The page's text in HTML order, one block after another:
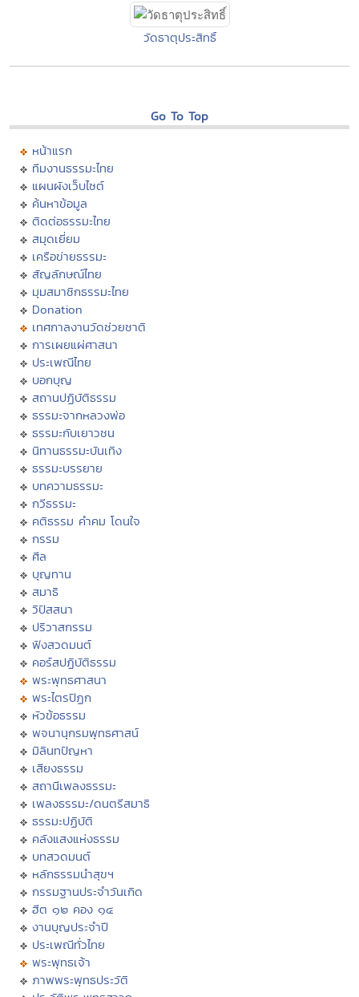
วัดธาตุประสิทธิ์
Go To Top
หน้าแรก
ทีมงานธรรมะไทย
แผนผังเว็บไซต์
ค้นหาข้อมูล
ติดต่อธรรมะไทย
สมุดเยี่ยม
เครือข่ายธรรมะ
สัญลักษณ์ไทย
มุมสมาชิกธรรมะไทย
Donation
เทศกาลงานวัดช่วยชาติ
การเผยแผ่ศาสนา
ประเพณีไทย
บอกบุญ
สถานปฏิบัติธรรม
ธรรมะจากหลวงพ่อ
ธรรมะกับเยาวชน
นิทานธรรมะบันเทิง
ธรรมะบรรยาย
บทความธรรมะ
กวีธรรมะ
คติธรรม คำคม โดนใจ
กรรม
ศีล
บุญทาน
สมาธิ
วิปัสสนา
ปริวาสกรรม
ฟังสวดมนต์
คอร์สปฏิบัติธรรม
พระพุทธศาสนา
พระไตรปิฏก
หัวข้อธรรม
พจนานุกรมพุทธศาสน์
มิลินทปัญหา
เสียงธรรม
สถานีเพลงธรรมะ
เพลงธรรมะ/ดนตรีสมาธิ
ธรรมะปฏิบัติ
คลังแสงแห่งธรรม
บทสวดมนต์
หลักธรรมนำสุขฯ
กรรมฐานประจำวันเกิด
ฮีต ๑๒ คอง ๑๔
งานบุญประจำปี
ประเพณีทั่วไทย
พระพุทธเจ้า
ภาพพระพุทธประวัติ